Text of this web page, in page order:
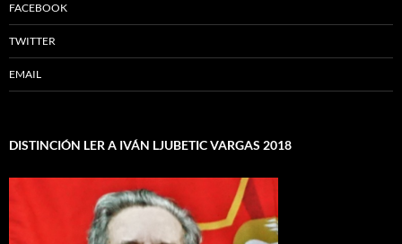
FACEBOOK
TWITTER
EMAIL
DISTINCIÓN LER A IVÁN LJUBETIC VARGAS 2018